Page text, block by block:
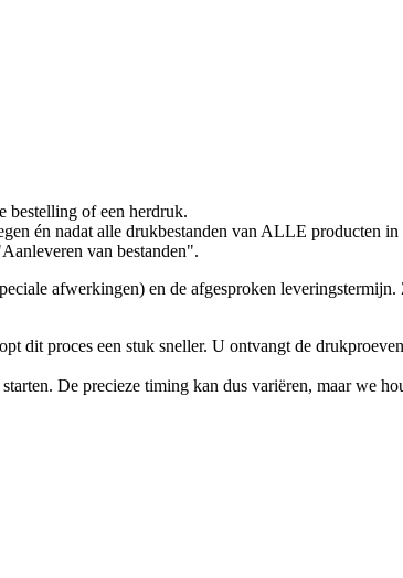
bestelling of een herdruk.
én nadat alle drukbestanden van ALLE producten
van bestanden".
afwerkingen) en de afgesproken
dit proces een stuk sneller. U ontvangt de
De precieze timing kan dus variëren, maar we